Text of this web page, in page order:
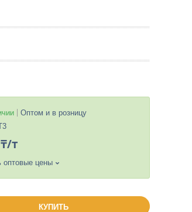
Оптом и в розницу
т
оптовые цены
КУПИТЬ